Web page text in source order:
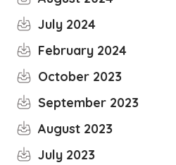
July 2024
February 2024
October 2023
September 2023
August 2023
July 2023